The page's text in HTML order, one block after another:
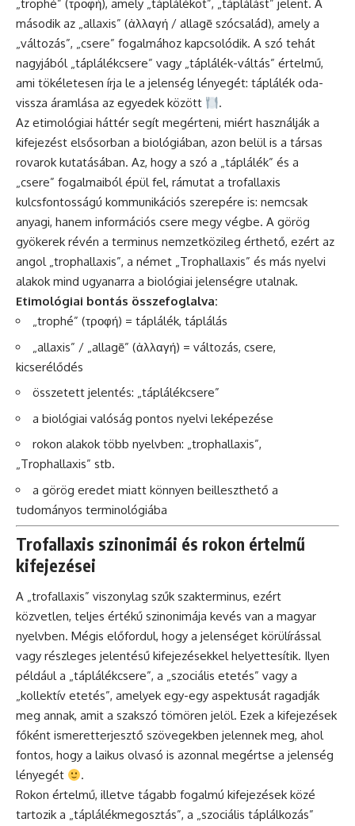
„trophé” (τροφή), amely „táplálékot”, „táplálást” jelent. A
második az „allaxis” (ἀλλαγή / allagē szócsalád), amely a
„változás”, „csere” fogalmához kapcsolódik. A szó tehát
nagyjából „táplálékcsere” vagy „táplálék-váltás” értelmű,
ami tökéletesen írja le a jelenség lényegét: táplálék oda-
vissza áramlása az egyedek között
.
Az etimológiai háttér segít megérteni, miért használják a
kifejezést elsősorban a biológiában, azon belül is a társas
rovarok kutatásában. Az, hogy a szó a „táplálék” és a
„csere” fogalmaiból épül fel, rámutat a trofallaxis
kulcsfontosságú kommunikációs szerepére is: nemcsak
anyagi, hanem információs csere megy végbe. A görög
gyökerek révén a terminus nemzetközileg érthető, ezért az
angol „trophallaxis”, a német „Trophallaxis” és más nyelvi
alakok mind ugyanarra a biológiai jelenségre utalnak.
Etimológiai bontás összefoglalva:
„trophé” (τροφή) = táplálék, táplálás
„allaxis” / „allagē” (ἀλλαγή) = változás, csere,
kicserélődés
összetett jelentés: „táplálékcsere”
a biológiai valóság pontos nyelvi leképezése
rokon alakok több nyelvben: „trophallaxis”,
„Trophallaxis” stb.
a görög eredet miatt könnyen beilleszthető a
tudományos terminológiába
Trofallaxis szinonimái és rokon értelmű
kifejezései
A „trofallaxis” viszonylag szűk szakterminus, ezért
közvetlen, teljes értékű szinonimája kevés van a magyar
nyelvben. Mégis előfordul, hogy a jelenséget körülírással
vagy részleges jelentésű kifejezésekkel helyettesítik. Ilyen
például a „táplálékcsere”, a „szociális etetés” vagy a
„kollektív etetés”, amelyek egy-egy aspektusát ragadják
meg annak, amit a szakszó tömören jelöl. Ezek a kifejezések
főként ismeretterjesztő szövegekben jelennek meg, ahol
fontos, hogy a laikus olvasó is azonnal megértse a jelenség
lényegét
.
Rokon értelmű, illetve tágabb fogalmú kifejezések közé
tartozik a „táplálékmegosztás”, a „szociális táplálkozás”